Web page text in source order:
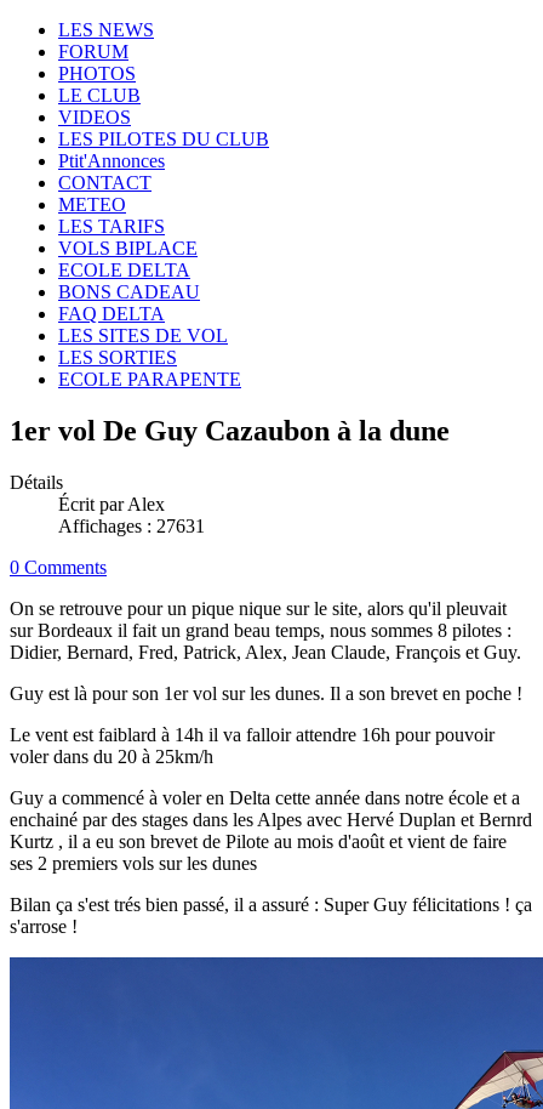
LES NEWS
FORUM
PHOTOS
LE CLUB
VIDEOS
LES PILOTES DU CLUB
Ptit'Annonces
CONTACT
METEO
LES TARIFS
VOLS BIPLACE
ECOLE DELTA
BONS CADEAU
FAQ DELTA
LES SITES DE VOL
LES SORTIES
ECOLE PARAPENTE
1er vol De Guy Cazaubon à la dune
Détails
Écrit par Alex
Affichages : 27631
0 Comments
On se retrouve pour un pique nique sur le site, alors qu'il pleuvait
sur Bordeaux il fait un grand beau temps, nous sommes 8 pilotes :
Didier, Bernard, Fred, Patrick, Alex, Jean Claude, François et Guy.
Guy est là pour son 1er vol sur les dunes. Il a son brevet en poche !
Le vent est faiblard à 14h il va falloir attendre 16h pour pouvoir
voler dans du 20 à 25km/h
Guy a commencé à voler en Delta cette année dans notre école et a
enchainé par des stages dans les Alpes avec Hervé Duplan et Bernrd
Kurtz , il a eu son brevet de Pilote au mois d'août et vient de faire
ses 2 premiers vols sur les dunes
Bilan ça s'est trés bien passé, il a assuré : Super Guy félicitations ! ça
s'arrose !